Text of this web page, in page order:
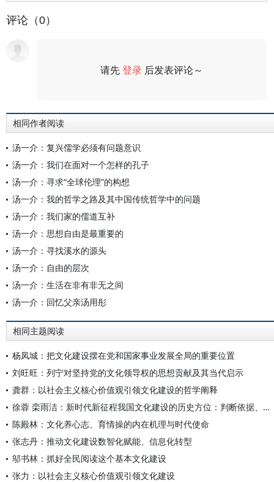
评论（0）
请先登录 后发表评论～
相同作者阅读
汤一介：复兴儒学必须有问题意识
汤一介：我们在面对一个怎样的孔子
汤一介：寻求“全球伦理”的构想
汤一介：我的哲学之路及其中国传统哲学中的问题
汤一介：我们家的儒道互补
汤一介：思想自由是最重要的
汤一介：寻找溪水的源头
汤一介：自由的层次
汤一介：生活在非有非无之间
汤一介：回忆父亲汤用彤
相同主题阅读
杨凤城：把文化建设摆在党和国家事业发展全局的重要位置
刘旺旺：列宁对坚持党的文化领导权的思想贡献及其当代启示
龚群：以社会主义核心价值观引领文化建设的哲学阐释
徐蓉 栾雨洁：新时代新征程我国文化建设的历史方位：判断依据、核心要义、内在逻辑
陈殿林：文化养心志、育情操的内在机理与时代使命
张志丹：推动文化建设数智化赋能、信息化转型
邬书林：抓好全民阅读这个基本文化建设
张力：以社会主义核心价值观引领文化建设